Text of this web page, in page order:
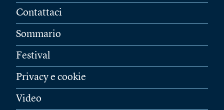
Contattaci
Sommario
Festival
Privacy e cookie
Video